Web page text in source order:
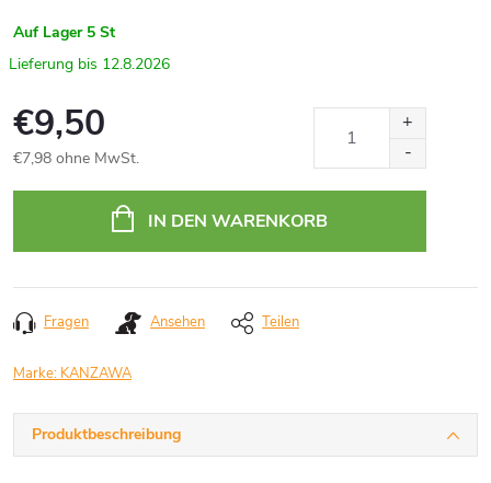
Auf Lager 5 St
12.8.2026
€9,50
€7,98 ohne MwSt.
IN DEN WARENKORB
Fragen Ansehen Teilen
Marke: KANZAWA
Produktbeschreibung